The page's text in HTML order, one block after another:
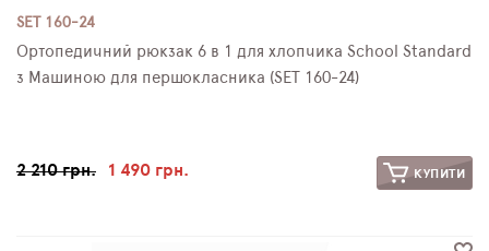
SET 160-24
Ортопедичний рюкзак 6 в 1 для хлопчика School Standard
з Машиною для першокласника (SET 160-24)
2 210 грн. 1 490 грн. КУПИТИ